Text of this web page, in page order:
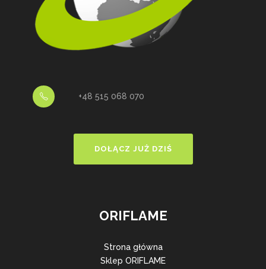
+48 515 068 070
DOŁĄCZ JUŻ DZIŚ
ORIFLAME
Strona główna
Sklep ORIFLAME